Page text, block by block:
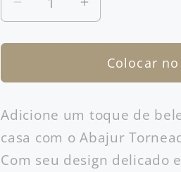
Diminuir
quantidade
Abajur
Azul
Bic
Aumentar
quantidade
Abajur
Azul
Bic
Colocar
Adicione um toque de
casa com o Abajur
Com seu design delicado